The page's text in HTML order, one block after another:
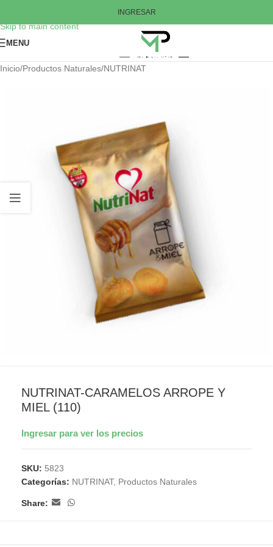
Skip to main content
INGRESAR
MENU
Inicio/Productos Naturales/NUTRINAT
NUTRINAT-CARAMELOS ARROPE Y
MIEL (110)
Ingresar para ver los precios
SKU: 5823
Categorías: NUTRINAT, Productos Naturales
Share: